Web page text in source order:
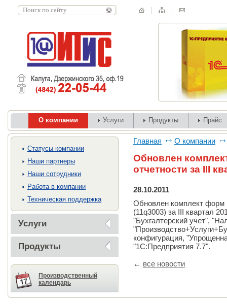
О компании Услуги Продукты Прайс
Cтатусы компании
Наши партнеры
Наши сотрудники
Работа в компании
Техническая поддержка
Услуги
Продукты
Производственный
календарь
Главная О компании
Обновлен
отчетности за III
28.10.2011
Обновлен комплект форм
(11q3003) за III квартал
"Бухгалтерский учет",
конфигурация,
"1С:Предприятия 7.7".
← все новости